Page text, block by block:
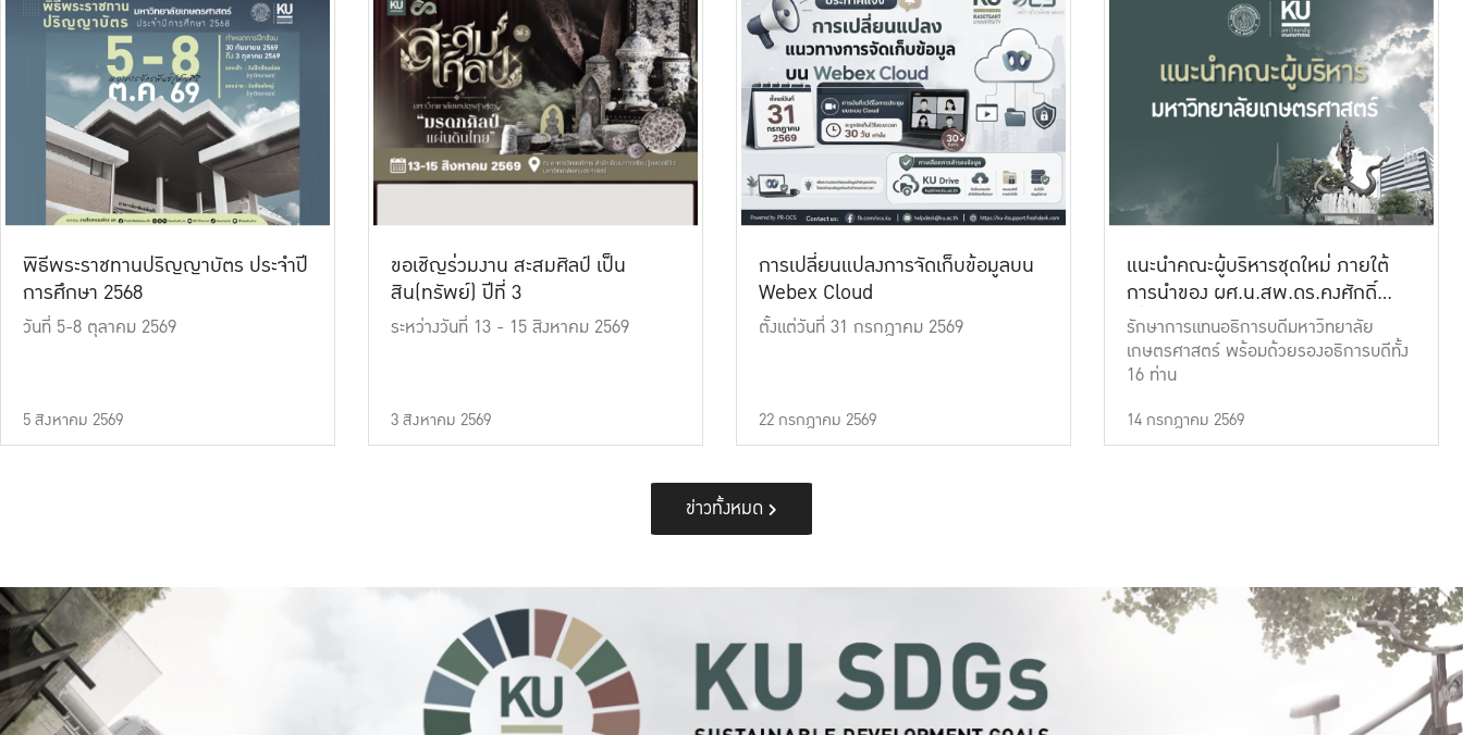
พิธีพระราชทานปริญญาบัตร ประจำปี
การศึกษา 2568
วันที่ 5-8 ตุลาคม 2569
5 สิงหาคม 2569
ขอเชิญร่วมงาน สะสมศิลป์ เป็น
สิน(ทรัพย์) ปีที่ 3
ระหว่างวันที่ 13 - 15 สิงหาคม 2569
3 สิงหาคม 2569
การเปลี่ยนแปลงการจัดเก็บข้อมูลบน
Webex Cloud
ตั้งแต่วันที่ 31 กรกฎาคม 2569
22 กรกฎาคม 2569
แนะนำคณะผู้บริหารชุดใหม่ ภายใต้
การนำของ ผศ.น.สพ.ดร.คงศักดิ์
เที่ยงธรรม
รักษาการแทนอธิการบดีมหาวิทยาลัย
เกษตรศาสตร์ พร้อมด้วยรองอธิการบดีทั้ง
16 ท่าน
14 กรกฎาคม 2569
ข่าวทั้งหมด